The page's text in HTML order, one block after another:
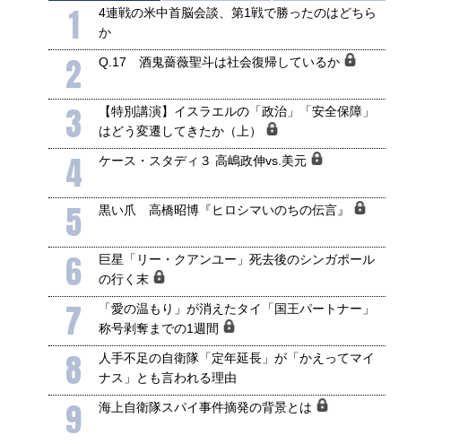
1
4連戦の米中首脳会談、第1戦で勝ったのはどちら
か
2 Q.17 酒鬼薔薇聖斗は社会復帰しているか
3
【特別講演】イスラエルの「政治」「安全保障」
はどう変遷してきたか（上）
4 ケース・スタディ３ 高嶋政伸vs.美元
5 黒い爪 高橋昭博『ヒロシマいのちの伝言』
6
巨星「リー・クアンユー」死去後のシンガポール
の行く末
7
「愛の温もり」が消えたタイ「国王パートナー」
称号剥奪までの1週間
8
人手不足の自衛隊「定年延長」が「かえってマイ
ナス」とも言われる理由
9 海上自衛隊スパイ事件摘発の背景とは